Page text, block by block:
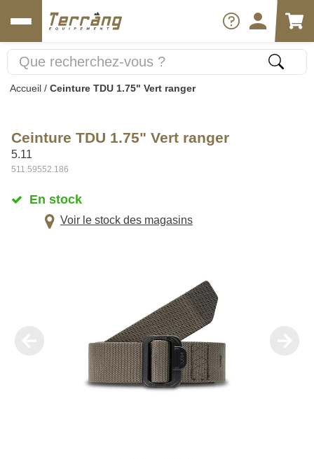
Accueil / Ceinture TDU 1.75" Vert ranger
Ceinture TDU 1.75" Vert ranger
5.11
511.59552.186
En stock
Voir le stock des magasins